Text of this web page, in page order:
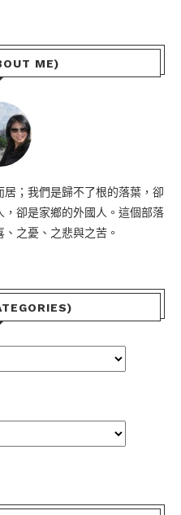
ME)
；我們是歸不了根的落葉，卻
卻是家鄉的外國人。這個部落
之憂、之悲與之苦。